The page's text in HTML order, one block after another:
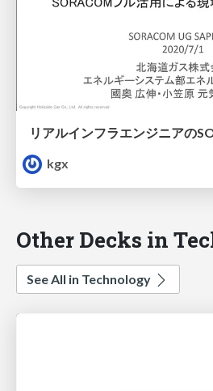
kgx
Other Decks in
See All in Technology